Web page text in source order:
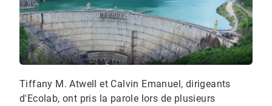
Tiffany M. Atwell et Calvin Emanuel, dirigeants
d'Ecolab, ont pris la parole lors de plusieurs